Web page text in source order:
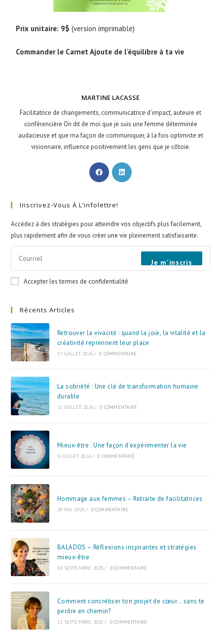
Prix unitaire: 9$(version imprimable)
Commander le Carnet Ajoute de l’équilibre à ta vie
MARTINE LACASSE
Facilitatrice de changements, communicatrice d'impact, auteure et
conférencière On dit de moi que je suis une femme déterminée
audacieuse et que ma façon de communiquer, à la fois optimiste et
visionnaire, influence positivement les gens que je côtoie.
Inscrivez-Vous À L’infolettre!
Accédez à des stratégies pour atteindre vos objectifs plus facilement,
plus rapidement afin de vous créer une vie pleinement satisfaisante.
Je m'inscris
Accepter les termes de confidentialité
Récents Articles
Retrouver la vivacité : quand la joie, la vitalité et la
créativité reprennent leur place
17 JUILLET 2026 / 0 COMMENTAIRE
La sobriété : Une clé de transformation humaine
durable
11 JUILLET 2026 / 0 COMMENTAIRE
Mieux-être : Une façon d’expérimenter la vie
3 JUILLET 2026 / 0 COMMENTAIRE
Hommage aux femmes – Retraite de facilitatrices
29 MAI 2026 / 0 COMMENTAIRE
BALADOS – Réflexions inspirantes et stratégies
mieux-être
18 SEPTEMBRE 2025 / 0 COMMENTAIRE
Comment concrétiser ton projet de cœur… sans te
perdre en chemin?
12 SEPTEMBRE 2025 / 0 COMMENTAIRE